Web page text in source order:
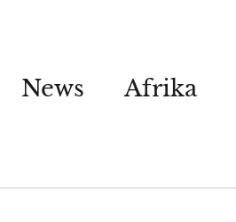
News Afrika